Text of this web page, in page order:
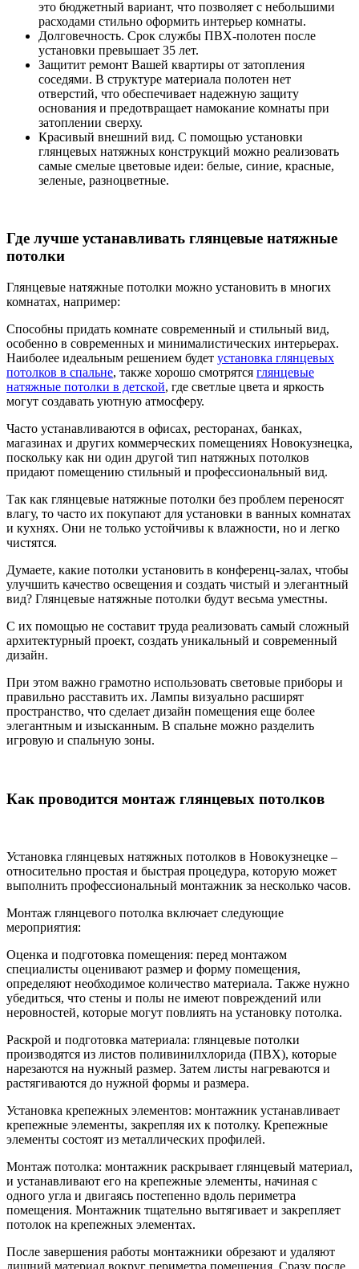
это бюджетный вариант, что позволяет с небольшими
расходами стильно оформить интерьер комнаты.
Долговечность. Срок службы ПВХ-полотен после
установки превышает 35 лет.
Защитит ремонт Вашей квартиры от затопления
соседями. В структуре материала полотен нет
отверстий, что обеспечивает надежную защиту
основания и предотвращает намокание комнаты при
затоплении сверху.
Красивый внешний вид. С помощью установки
глянцевых натяжных конструкций можно реализовать
самые смелые цветовые идеи: белые, синие, красные,
зеленые, разноцветные.
Где лучше устанавливать глянцевые натяжные
потолки
Глянцевые натяжные потолки можно установить в многих
комнатах, например:
Способны придать комнате современный и стильный вид,
особенно в современных и минималистических интерьерах.
Наиболее идеальным решением будет установка глянцевых
потолков в спальне, также хорошо смотрятся глянцевые
натяжные потолки в детской, где светлые цвета и яркость
могут создавать уютную атмосферу.
Часто устанавливаются в офисах, ресторанах, банках,
магазинах и других коммерческих помещениях Новокузнецка,
поскольку как ни один другой тип натяжных потолков
придают помещению стильный и профессиональный вид.
Так как глянцевые натяжные потолки без проблем переносят
влагу, то часто их покупают для установки в ванных комнатах
и кухнях. Они не только устойчивы к влажности, но и легко
чистятся.
Думаете, какие потолки установить в конференц-залах, чтобы
улучшить качество освещения и создать чистый и элегантный
вид? Глянцевые натяжные потолки будут весьма уместны.
С их помощью не составит труда реализовать самый сложный
архитектурный проект, создать уникальный и современный
дизайн.
При этом важно грамотно использовать световые приборы и
правильно расставить их. Лампы визуально расширят
пространство, что сделает дизайн помещения еще более
элегантным и изысканным. В спальне можно разделить
игровую и спальную зоны.
Как проводится монтаж глянцевых потолков
Установка глянцевых натяжных потолков в Новокузнецке –
относительно простая и быстрая процедура, которую может
выполнить профессиональный монтажник за несколько часов.
Монтаж глянцевого потолка включает следующие
мероприятия:
Оценка и подготовка помещения: перед монтажом
специалисты оценивают размер и форму помещения,
определяют необходимое количество материала. Также нужно
убедиться, что стены и полы не имеют повреждений или
неровностей, которые могут повлиять на установку потолка.
Раскрой и подготовка материала: глянцевые потолки
производятся из листов поливинилхлорида (ПВХ), которые
нарезаются на нужный размер. Затем листы нагреваются и
растягиваются до нужной формы и размера.
Установка крепежных элементов: монтажник устанавливает
крепежные элементы, закрепляя их к потолку. Крепежные
элементы состоят из металлических профилей.
Монтаж потолка: монтажник раскрывает глянцевый материал,
и устанавливают его на крепежные элементы, начиная с
одного угла и двигаясь постепенно вдоль периметра
помещения. Монтажник тщательно вытягивает и закрепляет
потолок на крепежных элементах.
После завершения работы монтажники обрезают и удаляют